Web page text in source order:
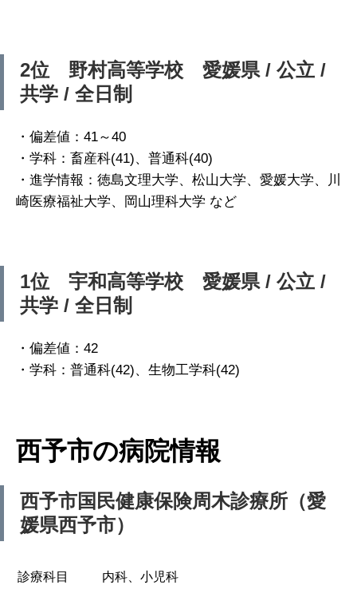
2位 野村高等学校 愛媛県 / 公立 /
共学 / 全日制
・偏差値：41～40
・学科：畜産科(41)、普通科(40)
・進学情報：徳島文理大学、松山大学、愛媛大学、川
崎医療福祉大学、岡山理科大学 など
1位 宇和高等学校 愛媛県 / 公立 /
共学 / 全日制
・偏差値：42
・学科：普通科(42)、生物工学科(42)
西予市の病院情報
西予市国民健康保険周木診療所（愛
媛県西予市）
診療科目 内科、小児科